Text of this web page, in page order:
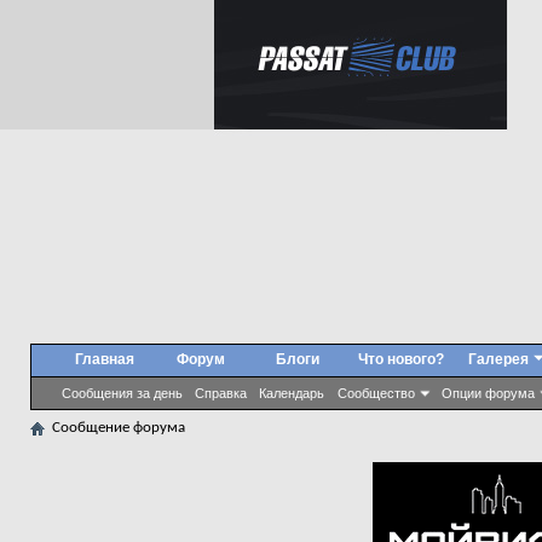
Главная Форум
Сообщения за день Справка Календарь Сообщество Опции форума
Блоги Что нового? Галерея
Сообщение форума